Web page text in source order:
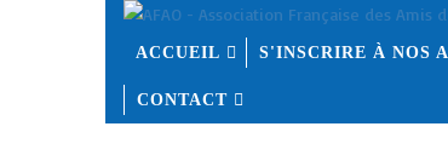
ACCUEIL S'INSCRIRE À NOS
CONTACT